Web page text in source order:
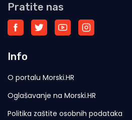
Pratite nas
Info
O portalu Morski.HR
Oglašavanje na Morski.HR
Politika zaštite osobnih podataka